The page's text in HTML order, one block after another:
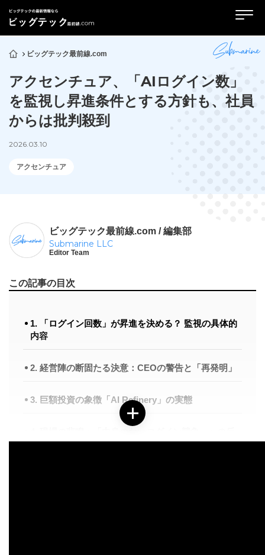
ビッグテック最前線.com
アクセンチュア、「AIログイン数」
を監視し昇進条件とする方針も、社員
からは批判殺到
2026.03.10
アクセンチュア
ビッグテック最前線.com / 編集部
Submarine LLC
Editor Team
この記事の目次
1. 「ログイン回数」が昇進を決める？ 監視の具体的
内容
2. 経営陣の断固たる決意：CEOの警告と「再発明」
3. 巨額投資の象徴「AI Refinery」の実態
発